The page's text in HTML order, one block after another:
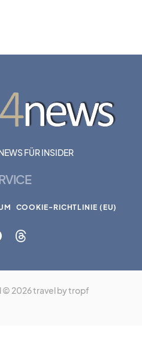
FÜR INSIDER
COOKIE-RICHTLINIE (EU)
© 2026 travel by tropf